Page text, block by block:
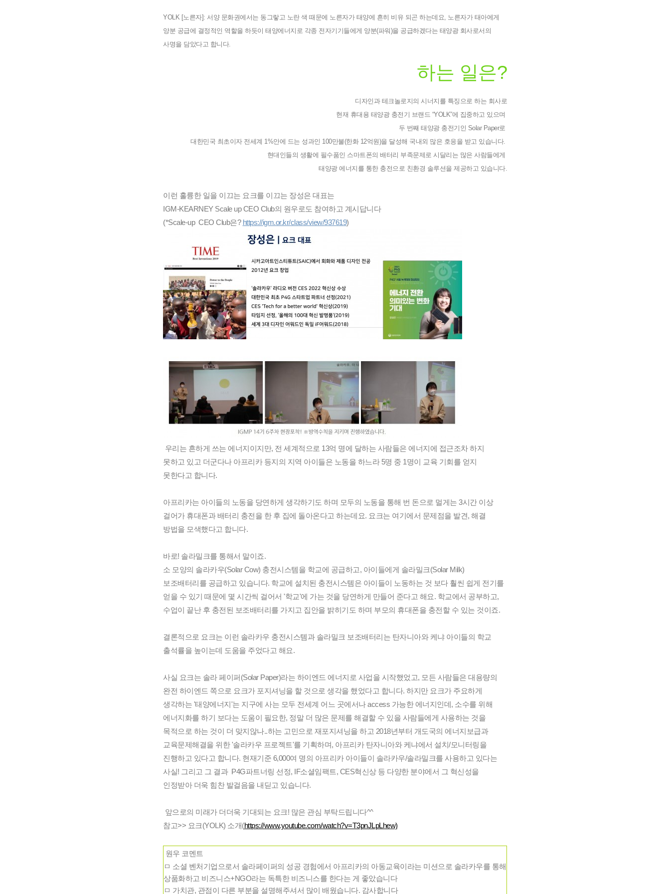
YOLK [노른자]: 서양 문화권에서는 동그랗고 노란 색 때문에 노른자가 태양에 흔히 비유 되곤 하는데요, 노른자가 태아에게
양분 공급에 결정적인 역할을 하듯이 태양에너지로 각종 전자기기들에게 양분(파워)을 공급하겠다는 태양광 회사로서의
사명을 담았다고 합니다.
하는 일은?
디자인과 테크놀로지의 시너지를 특징으로 하는 회사로
현재 휴대용 태양광 충전기 브랜드 “YOLK”에 집중하고 있으며
두 번째 태양광 충전기인 Solar Paper로
대한민국 최초이자 전세계 1%안에 드는 성과인 100만불(한화 12억원)을 달성해 국내외 많은 호응을 받고 있습니다.
현대인들의 생활에 필수품인 스마트폰의 배터리 부족문제로 시달리는 많은 사람들에게
태양광 에너지를 통한 충전으로 친환경 솔루션을 제공하고 있습니다.
이런 훌륭한 일을 이끄는 요크를 이끄는 장성은 대표는
IGM-KEARNEY Scale up CEO Club의 원우로도 참여하고 계시답니다
(*Scale-up  CEO Club은? https://igm.or.kr/class/view/937619)
우리는 흔하게 쓰는 에너지이지만, 전 세계적으로 13억 명에 달하는 사람들은 에너지에 접근조차 하지
못하고 있고 더군다나 아프리카 등지의 지역 아이들은 노동을 하느라 5명 중 1명이 교육 기회를 얻지
못한다고 합니다.
아프리카는 아이들의 노동을 당연하게 생각하기도 하며 모두의 노동을 통해 번 돈으로 멀게는 3시간 이상
걸어가 휴대폰과 배터리 충전을 한 후 집에 돌아온다고 하는데요. 요크는 여기에서 문제점을 발견, 해결
방법을 모색했다고 합니다.
바로! 솔라밀크를 통해서 말이죠.
소 모양의 솔라카우(Solar Cow) 충전시스템을 학교에 공급하고, 아이들에게 솔라밀크(Solar Milk)
보조배터리를 공급하고 있습니다. 학교에 설치된 충전시스템은 아이들이 노동하는 것 보다 훨씬 쉽게 전기를
얻을 수 있기 때문에 몇 시간씩 걸어서 '학교'에 가는 것을 당연하게 만들어 준다고 해요. 학교에서 공부하고,
수업이 끝난 후 충전된 보조배터리를 가지고 집안을 밝히기도 하며 부모의 휴대폰을 충전할 수 있는 것이죠.
결론적으로 요크는 이런 솔라카우 충전시스템과 솔라밀크 보조배터리는 탄자니아와 케냐 아이들의 학교
출석률을 높이는데 도움을 주었다고 해요.
사실 요크는 솔라 페이퍼(Solar Paper)라는 하이엔드 에너지로 사업을 시작했었고, 모든 사람들은 대용량의
완전 하이엔드 쪽으로 요크가 포지셔닝을 할 것으로 생각을 했었다고 합니다. 하지만 요크가 주요하게
생각하는 '태양에너지'는 지구에 사는 모두 전세계 어느 곳에서나 access 가능한 에너지인데, 소수를 위해
에너지화를 하기 보다는 도움이 필요한, 정말 더 많은 문제를 해결할 수 있을 사람들에게 사용하는 것을
목적으로 하는 것이 더 맞지않나..하는 고민으로 재포지셔닝을 하고 2018년부터 개도국의 에너지보급과
교육문제해결을 위한 '솔라카우 프로젝트'를 기획하며, 아프리카 탄자니아와 케냐에서 설치/모니터링을
진행하고 있다고 합니다. 현재기준 6,000여 명의 아프리카 아이들이 솔라카우/솔라밀크를 사용하고 있다는
사실! 그리고 그 결과  P4G파트너링 선정, IF소셜임팩트, CES혁신상 등 다양한 분야에서 그 혁신성을
인정받아 더욱 힘찬 발걸음을 내딛고 있습니다.
앞으로의 미래가 더더욱 기대되는 요크! 많은 관심 부탁드립니다^^
참고>> 요크(YOLK) 소개(https://www.youtube.com/watch?v=T3pnJLpLhew)
원우 코멘트
ㅁ 소셜 벤처기업으로서 솔라페이퍼의 성공 경험에서 아프리카의 아동교육이라는 미션으로 솔라카우를 통해
상품화하고 비즈니스+NGO라는 독특한 비즈니스를 한다는 게 좋았습니다
ㅁ 가치관, 관점이 다른 부분을 설명해주셔서 많이 배웠습니다. 감사합니다